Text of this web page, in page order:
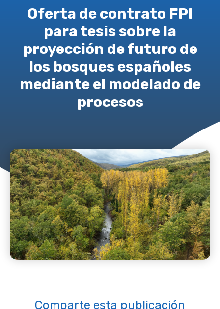
Oferta de contrato FPI
para tesis sobre la
proyección de futuro de
los bosques españoles
mediante el modelado de
procesos
Comparte esta publicación